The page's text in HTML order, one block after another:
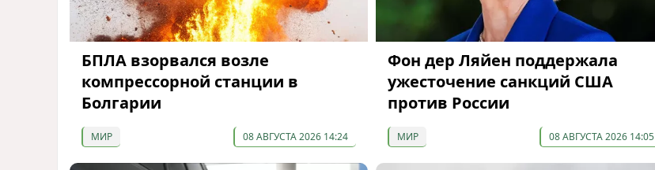
БПЛА взорвался возле
компрессорной станции в
Болгарии
МИР 08 АВГУСТА 2026 14:24
Фон дер Ляйен поддержала
ужесточение санкций США
против России
МИР 08 АВГУСТА 2026 14:05